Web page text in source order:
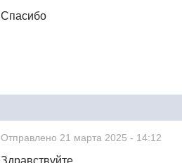
Спасибо
Отправлено 21 марта 2025 - 14:12